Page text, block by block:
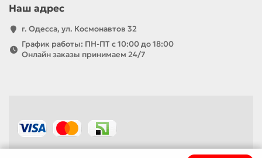
Наш адрес
г. Одесса, ул. Космонавтов 32
График работы: ПН-ПТ с 10:00 до 18:00
Онлайн заказы принимаем 24/7